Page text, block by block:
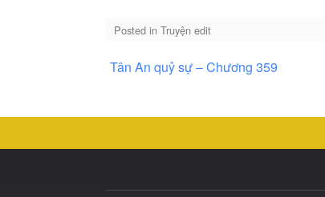
Posted in Truyện edit
Điều
hướng
bài
viết
Tân An quỷ sự – Chương 359